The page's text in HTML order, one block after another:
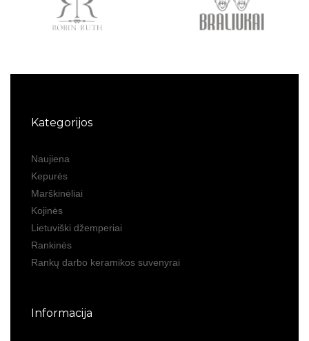
Kategorijos
Naujiena
Kepurės
Marškinėliai
Kojinės
Lietuviški džemperiai
Rankinės
Rankų darbo keramikos suvenyrai
Informacija